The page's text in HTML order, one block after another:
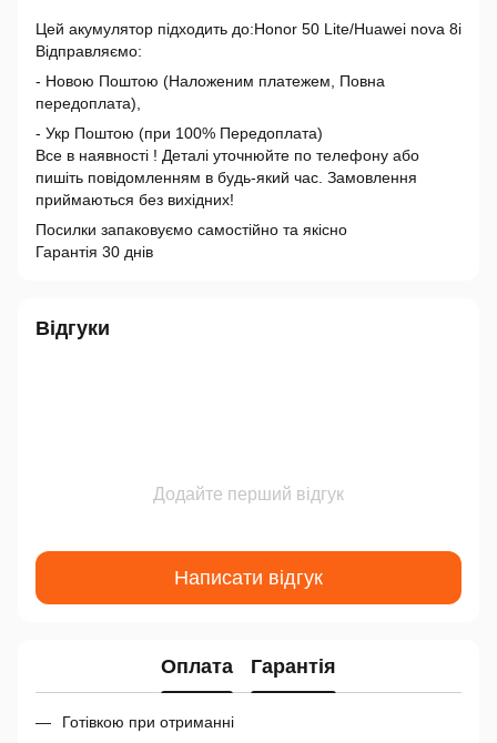
Цей акумулятор підходить до:Honor 50 Lite/Huawei nova 8i
Відправляємо:
- Новою Поштою (Наложеним платежем, Повна
передоплата),
- Укр Поштою (при 100% Передоплата)
Все в наявності ! Деталі уточнюйте по телефону або
пишіть повідомленням в будь-який час. Замовлення
приймаються без вихідних!
Посилки запаковуємо самостійно та якісно
Гарантія 30 днів
Відгуки
Додайте перший відгук
Написати відгук
Оплата Гарантія
Готівкою при отриманні